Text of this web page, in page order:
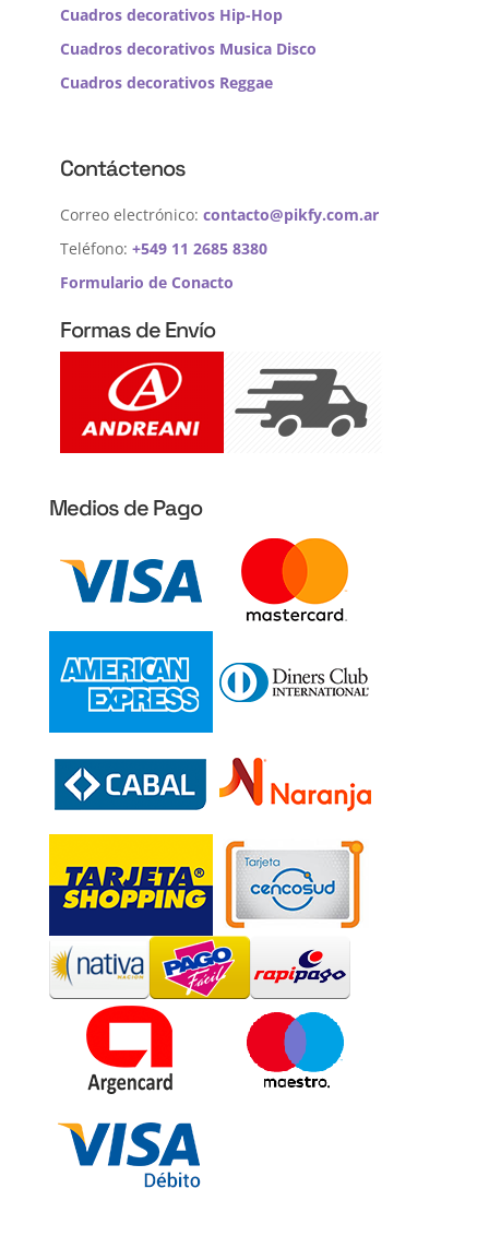
Cuadros decorativos Hip-Hop
Cuadros decorativos Musica Disco
Cuadros decorativos Reggae
Contáctenos
Correo electrónico: contacto@pikfy.com.ar
Teléfono: +549 11 2685 8380
Formulario de Conacto
Formas de Envío
Medios de Pago